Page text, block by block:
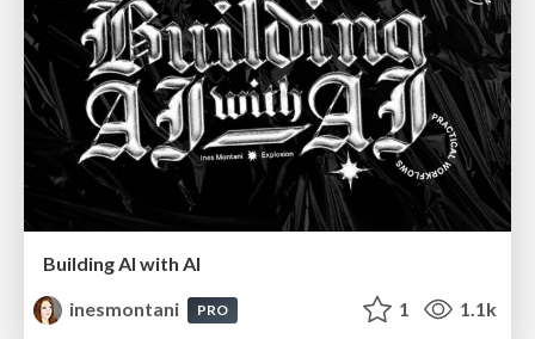
Building AI with AI
inesmontani
PRO 1 1.1k